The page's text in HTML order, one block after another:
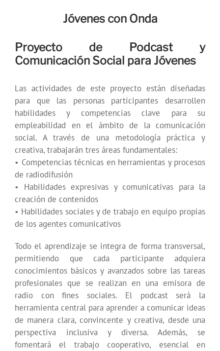
Jóvenes con Onda
Proyecto de Podcast y
Comunicación Social para Jóvenes
Las actividades de este proyecto están diseñadas
para que las personas participantes desarrollen
habilidades y competencias clave para su
empleabilidad en el ámbito de la comunicación
social. A través de una metodología práctica y
creativa, trabajarán tres áreas fundamentales:
• Competencias técnicas en herramientas y procesos
de radiodifusión
• Habilidades expresivas y comunicativas para la
creación de contenidos
• Habilidades sociales y de trabajo en equipo propias
de los agentes comunicativos
Todo el aprendizaje se integra de forma transversal,
permitiendo que cada participante adquiera
conocimientos básicos y avanzados sobre las tareas
profesionales que se realizan en una emisora de
radio con fines sociales. El podcast será la
herramienta central para aprender a comunicar ideas
de manera clara, convincente y creativa, desde una
perspectiva inclusiva y diversa. Además, se
fomentará el trabajo cooperativo, esencial en